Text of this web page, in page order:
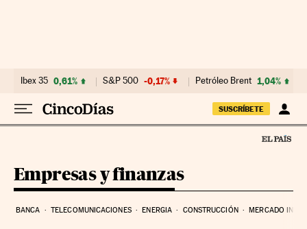
Ibex 35 0,61% S&P 500 -0,17% Petróleo Brent 1,04%
SUSCRÍBETE
Empresas y finanzas
BANCA TELECOMUNICACIONES ENERGIA CONSTRUCCIÓN MERCADO